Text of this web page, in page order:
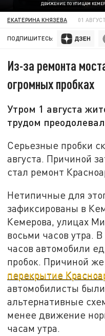
ДВИЖЕНИЕ ПО УЛИЦАМ
ЕКАТЕРИНА КНЯЗЕВА 01
ПОДПИШИТЕСЬ:
Из-за ремонта
огромных пробках
Утром 1 августа
трудом
Серьезные пробки
августа. Причиной
стал ремонт
Нетипичные для
зафиксированы в
Кемерова, улицах
восьми часов утра.
часов автомобили
пробок. Причиной же
перекрытие
автомобилисты
альтернативные
менее движение
часам утра.